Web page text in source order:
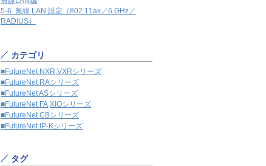
5-6. 無線 LAN 設定（802.11ax／6 GHz／
RADIUS）
カテゴリ
■FutureNet NXR,VXRシリーズ
■FutureNet RAシリーズ
■FutureNet ASシリーズ
■FutureNet FA,XIOシリーズ
■FutureNet CBシリーズ
■FutureNet IP-Kシリーズ
タグ